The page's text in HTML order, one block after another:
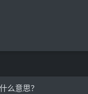
么意思？